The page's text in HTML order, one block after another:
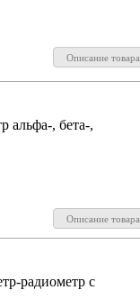
Описание товара
альфа-, бета-,
Описание товара
радиометр с